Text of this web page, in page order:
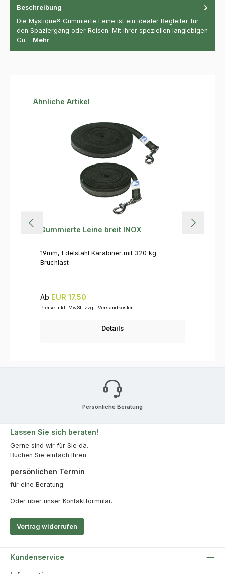
Beschreibung
Die Mystique® Gummierte Leine ist ein idealer Begleiter für
den Spaziergang oder Reisen. Mit ihrer speziellen langlebigen
Gu… Mehr
Produktgalerie überspringen
Ähnliche Artikel
Gummierte Leine breit INOX
19mm, Edelstahl Karabiner mit 320 kg
Bruchlast
Regulärer Preis:
Ab EUR 17.50
Preise inkl. MwSt. zzgl. Versandkosten
Details
Persönliche Beratung
Lassen Sie sich beraten!
Gerne sind wir für Sie da.
Buchen Sie einfach Ihren
persönlichen Termin
für eine Beratung.
Oder über unser Kontaktformular.
Vertrag widerrufen
Kundenservice